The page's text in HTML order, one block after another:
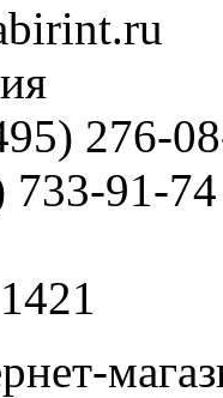
276-
91-74
1421